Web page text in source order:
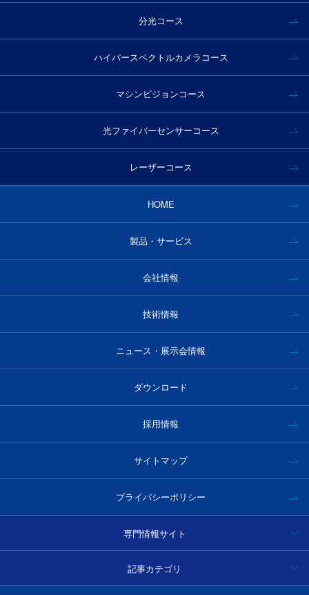
分光コース
ハイパースペクトルカメラコース
マシンビジョンコース
光ファイバーセンサーコース
レーザーコース
HOME
製品・サービス
会社情報
技術情報
ニュース・展示会情報
ダウンロード
採用情報
サイトマップ
プライバシーポリシー
専門情報サイト
ハイパースペクトルカメラ事例集・技術情報
記事カテゴリ